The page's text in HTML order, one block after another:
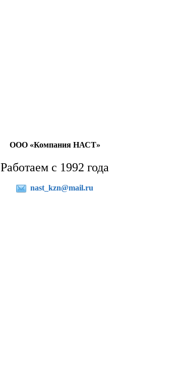
ООО «Компания НАСТ»
Работаем с 1992 года
nast_kzn@mail.ru